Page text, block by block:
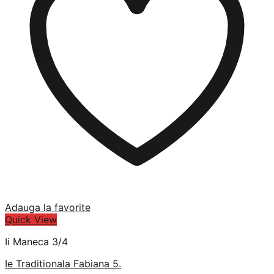
Adauga la favorite
Quick View
Ii Maneca 3/4
Ie Traditionala Fabiana 5.